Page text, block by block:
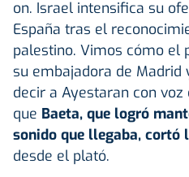
on. Israel intensifica su
España tras el
palestino. Vimos cómo el
su embajadora de Madrid
decir a Ayestaran con
que Baeta, que logró
sonido que llegaba, cortó
desde el plató.